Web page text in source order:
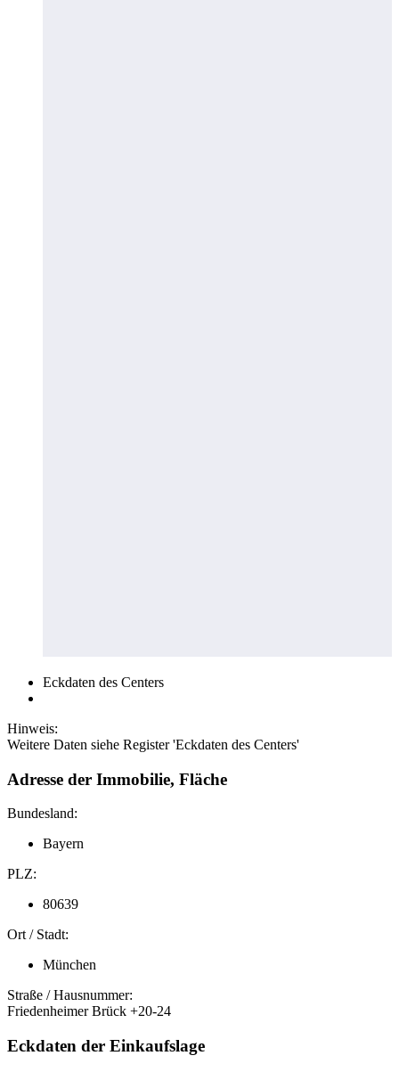
Eckdaten des Centers
Hinweis:
Weitere Daten siehe Register 'Eckdaten des Centers'
Adresse der Immobilie, Fläche
Bundesland:
Bayern
PLZ:
80639
Ort / Stadt:
München
Straße / Hausnummer:
Friedenheimer Brück +20-24
Eckdaten der Einkaufslage